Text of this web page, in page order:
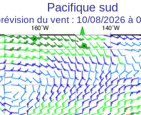
Pacifique sud
du vent : 10/08/2026 à